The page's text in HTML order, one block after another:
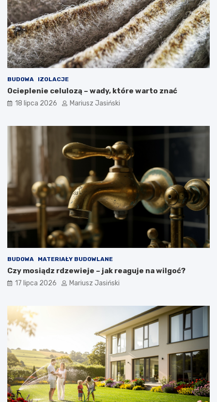
BUDOWA IZOLACJE
Ocieplenie celulozą – wady, które warto znać
18 lipca 2026 Mariusz Jasiński
BUDOWA MATERIAŁY BUDOWLANE
Czy mosiądz rdzewieje – jak reaguje na wilgoć?
17 lipca 2026 Mariusz Jasiński